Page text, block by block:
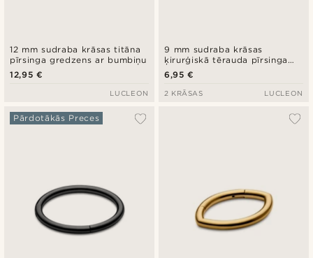
12 mm sudraba krāsas titāna
pīrsinga gredzens ar bumbiņu
12,95 €
LUCLEON
9 mm sudraba krāsas
ķirurģiskā tērauda pīrsinga
gredzens
6,95 €
2 KRĀSAS LUCLEON
Pārdotākās Preces